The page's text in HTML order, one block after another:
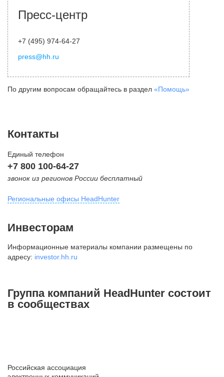
Пресс-центр
+7 (495) 974-64-27
press@hh.ru
По другим вопросам обращайтесь в раздел «Помощь»
Контакты
Единый телефон
+7 800 100-64-27
звонок из регионов России бесплатный
Региональные офисы HeadHunter
внутригородская территория
Муниципальный округ Тверской,
2-я Брестская ул., д. 48,
+7 495 980-64-27
ул. Жуковского, д. 19, особняк
Инвесторам
Информационные материалы компании размещены по
адресу: investor.hh.ru
Группа компаний HeadHunter состоит
в сообществах
Российская ассоциация